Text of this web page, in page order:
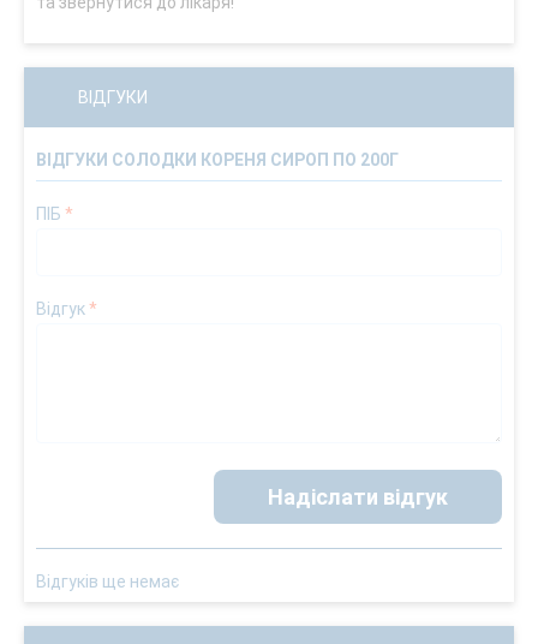
ВІДГУКИ
ВІДГУКИ СОЛОДКИ КОРЕНЯ СИРОП ПО 200Г
ПІБ *
Відгук*
Надіслати відгук
Відгуків ще немає